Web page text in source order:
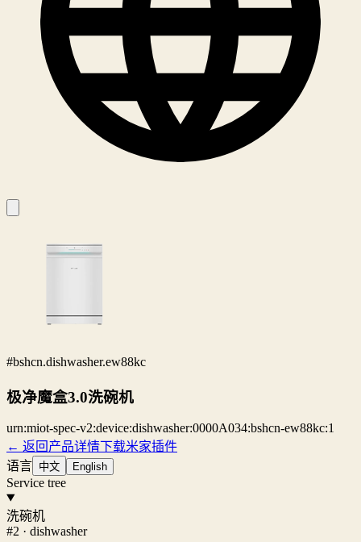
#bshcn.dishwasher.ew88kc
极净魔盒3.0洗碗机
urn:miot-spec-v2:device:dishwasher:0000A034:bshcn-ew88kc:1
← 返回产品详情下载米家插件
语言 中文 English
Service tree
洗碗机
#2 · dishwasher